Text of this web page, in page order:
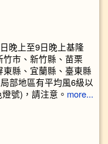
晚上至9日晚上基隆
市、新竹縣、苗栗
縣、宜蘭縣、臺東縣
部地區有平均風6級以
號)，請注意。 more...